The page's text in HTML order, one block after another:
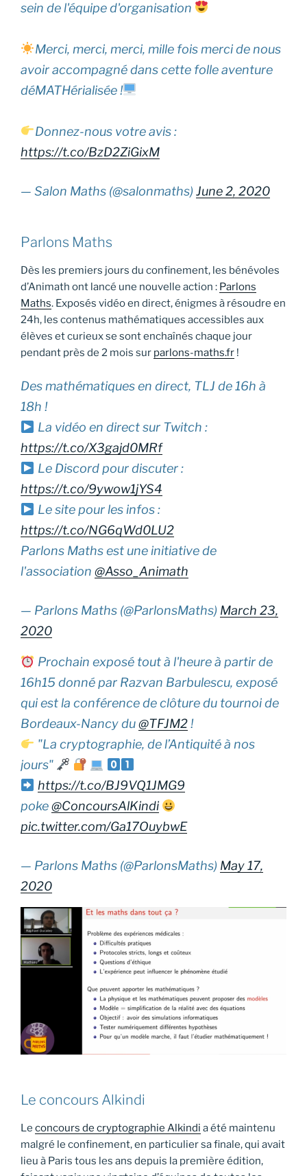
sein de l'équipe d'organisation
Merci, merci, merci, mille fois merci de nous
avoir accompagné dans cette folle aventure
déMATHérialisée !
Donnez-nous votre avis :
https://t.co/BzD2ZiGixM
— Salon Maths (@salonmaths) June 2, 2020
Parlons Maths
Dès les premiers jours du confinement, les bénévoles
d’Animath ont lancé une nouvelle action : Parlons
Maths. Exposés vidéo en direct, énigmes à résoudre en
24h, les contenus mathématiques accessibles aux
élèves et curieux se sont enchaînés chaque jour
pendant près de 2 mois sur parlons-maths.fr !
Des mathématiques en direct, TLJ de 16h à
18h !
La vidéo en direct sur Twitch :
https://t.co/X3gajd0MRf
Le Discord pour discuter :
https://t.co/9ywow1jYS4
Le site pour les infos :
https://t.co/NG6qWd0LU2
Parlons Maths est une initiative de
l'association @Asso_Animath
— Parlons Maths (@ParlonsMaths) March 23,
2020
Prochain exposé tout à l'heure à partir de
16h15 donné par Razvan Barbulescu, exposé
qui est la conférence de clôture du tournoi de
Bordeaux-Nancy du@TFJM2!
"La cryptographie, de l’Antiquité à nos
jours"
https://t.co/BJ9VQ1JMG9
poke@ConcoursAlKindi
pic.twitter.com/Ga17OuybwE
— Parlons Maths (@ParlonsMaths) May 17,
2020
Le concours Alkindi
Le concours de cryptographie Alkindi a été maintenu
malgré le confinement, en particulier sa finale, qui avait
lieu à Paris tous les ans depuis la première édition,